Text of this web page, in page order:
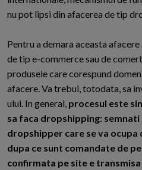
nu pot lipsi din afacerea de tip
Pentru a demara aceasta
de tip e-commerce sau de
produsele care corespund
afacere. Va trebui, totodata, sa
ului. In general, procesul este
sa faca dropshipping:
dropshipper care se va
dupa ce sunt comandate de
confirmata pe site e